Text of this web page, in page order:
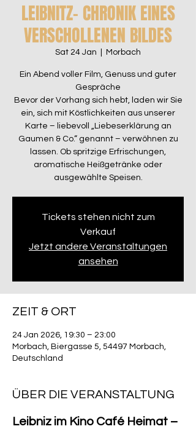
LEIBNITZ- CHRONIK EINES
VERSCHOLLENEN BILDES
Sat 24 Jan Morbach
Ein Abend voller Film, Genuss und guter
Gespräche
Bevor der Vorhang sich hebt, laden wir Sie
ein, sich mit Köstlichkeiten aus unserer
Karte – liebevoll „Liebeserklärung an
Gaumen & Co.“ genannt – verwöhnen zu
lassen. Ob spritzige Erfrischungen,
aromatische Heißgetränke oder
ausgewählte Speisen.
Tickets stehen nicht zum
Verkauf
Jetzt andere Veranstaltungen
ansehen
ZEIT & ORT
24 Jan 2026, 19:30 – 23:00
Morbach, Biergasse 5, 54497 Morbach,
Deutschland
ÜBER DIE VERANSTALTUNG
Leibniz im Kino Café Heimat –